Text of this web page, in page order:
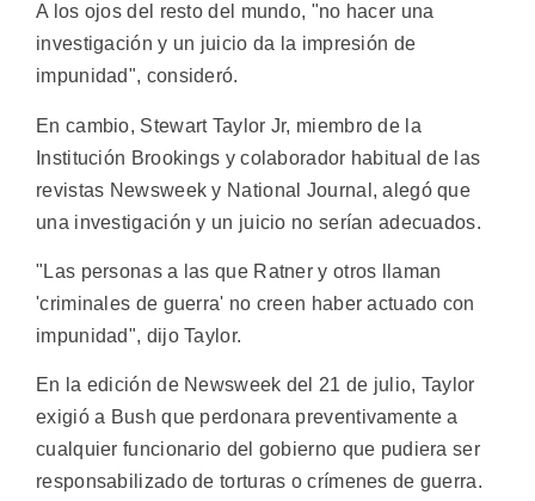
A los ojos del resto del mundo, "no hacer una
investigación y un juicio da la impresión de
impunidad", consideró.
En cambio, Stewart Taylor Jr, miembro de la
Institución Brookings y colaborador habitual de las
revistas Newsweek y National Journal, alegó que
una investigación y un juicio no serían adecuados.
"Las personas a las que Ratner y otros llaman
'criminales de guerra' no creen haber actuado con
impunidad", dijo Taylor.
En la edición de Newsweek del 21 de julio, Taylor
exigió a Bush que perdonara preventivamente a
cualquier funcionario del gobierno que pudiera ser
responsabilizado de torturas o crímenes de guerra.